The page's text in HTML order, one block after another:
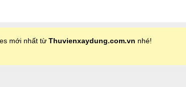
mới nhất từ Thuvienxaydung.com.vn nhé!